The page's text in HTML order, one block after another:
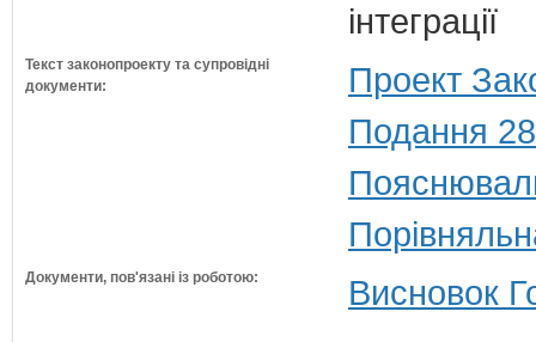
інтеграції
Текст законопроекту та супровідні
документи:
Проект
Подання
Документи, пов'язані із роботою: Висновок